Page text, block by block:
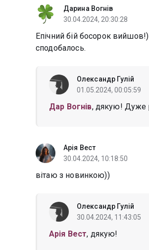
Дарина Вогнів
30.04.2024, 20:30:28
Епічний бій босорок
сподобалось.
Олександр Гулій
01.05.2024, 00:05:59
Дар Вогнів, дякую! Дуже
Арія Вест
30.04.2024, 10:18:50
вітаю з новинкою))
Олександр Гулій
30.04.2024, 11:43:05
Арія Вест, дякую!